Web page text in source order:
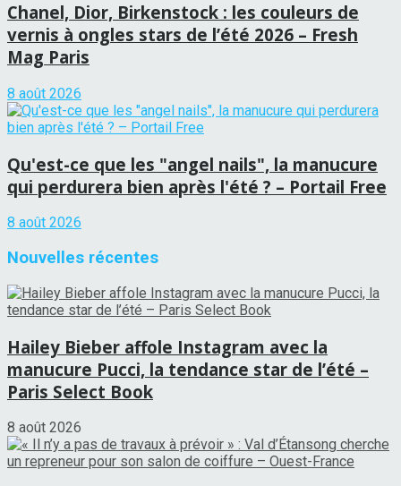
Chanel, Dior, Birkenstock : les couleurs de
vernis à ongles stars de l’été 2026 – Fresh
Mag Paris
8 août 2026
Qu'est-ce que les "angel nails", la manucure
qui perdurera bien après l'été ? – Portail Free
8 août 2026
Nouvelles récentes
Hailey Bieber affole Instagram avec la
manucure Pucci, la tendance star de l’été –
Paris Select Book
8 août 2026